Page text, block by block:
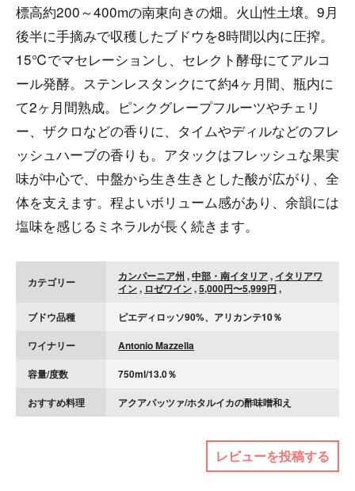
標高約200～400mの南東向きの畑。火山性土壌。9月
後半に手摘みで収穫したブドウを8時間以内に圧搾。
15℃でマセレーションし、セレクト酵母にてアルコ
ール発酵。ステンレスタンクにて約4ヶ月間、瓶内に
て2ヶ月間熟成。ピンクグレープフルーツやチェリ
ー、ザクロなどの香りに、タイムやディルなどのフレ
ッシュハーブの香りも。アタックはフレッシュな果実
味が中心で、中盤から生き生きとした酸が広がり、全
体を支えます。程よいボリューム感があり、余韻には
塩味を感じるミネラルが長く続きます。
カテゴリー カンパーニア州 ,中部・南イタリア, イタリアワ
イン, ロゼワイン,5,000円〜5,999円 ,
ブドウ品種
ピエディロッソ90%、アリカンテ10％
ワイナリー
Antonio Mazzella
容量/度数
750ml/13.0％
おすすめ料理
アクアパッツァ/ホタルイカの酢味噌和え
レビューを投稿する